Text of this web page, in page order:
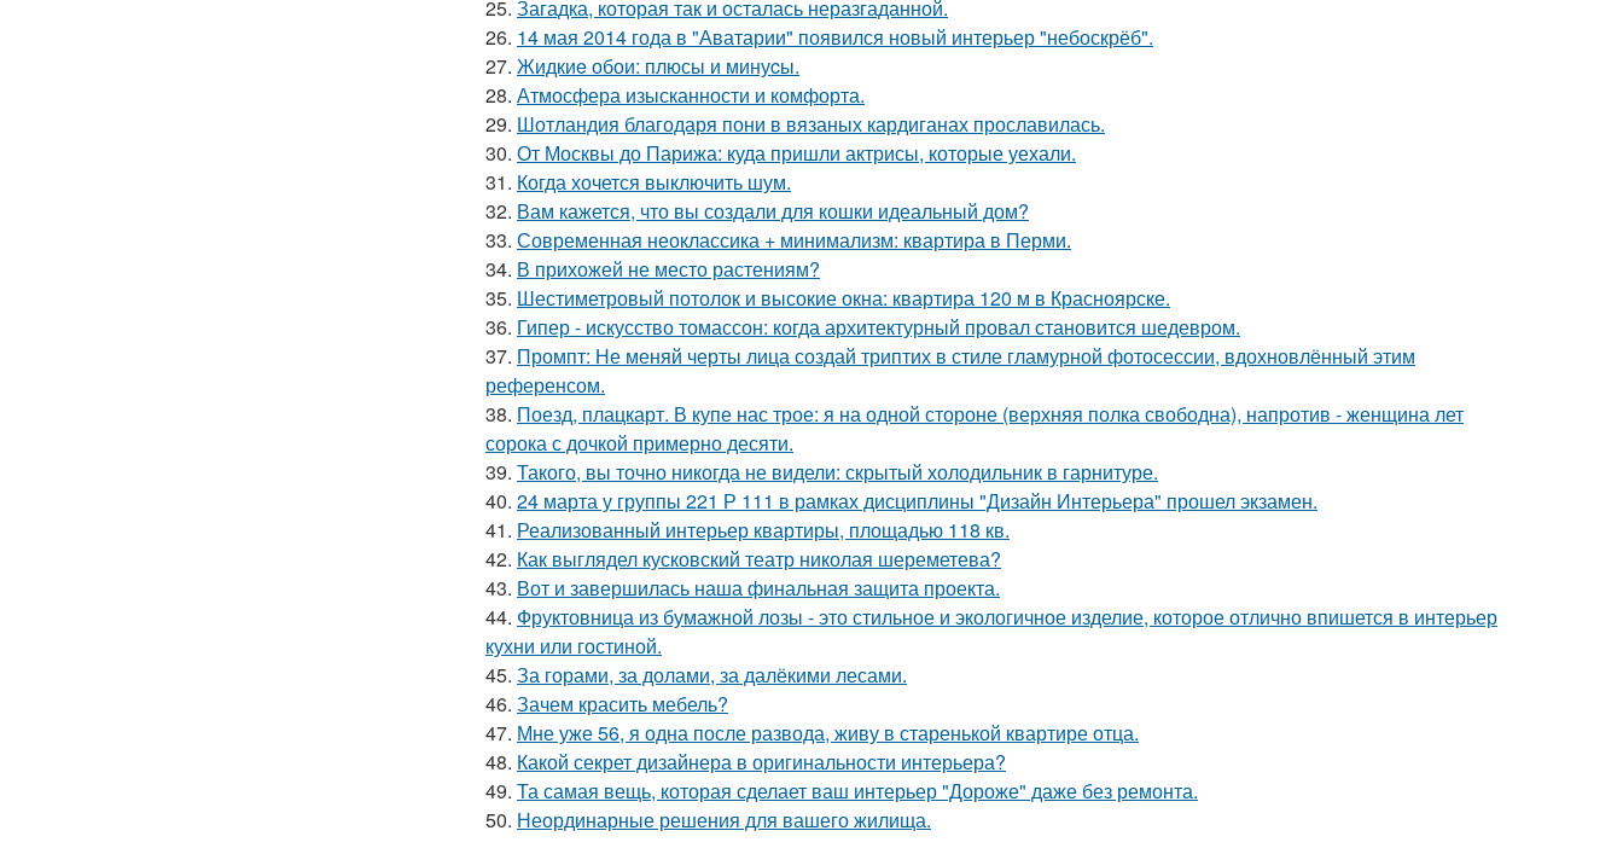
25. Загадка, которая так и осталась неразгаданной.
26. 14 мая 2014 года в "Аватарии" появился новый интерьер "небоскрёб".
27. Жидкиe обои: плюсы и минуcы.
28. Атмосфера изысканности и комфорта.
29. Шотландия благодаря пони в вязаных кардиганах прославилась.
30. От Москвы до Парижа: куда пришли актрисы, которые уехали.
31. Когда хочется выключить шум.
32. Вам кажется, что вы создали для кошки идеальный дом?
33. Современная неоклассика + минимализм: квартира в Перми.
34. В прихожей не место растениям?
35. Шестиметровый потолок и высокие окна: квартира 120 м в Красноярске.
36. Гипер - искусство томассон: когда архитектурный провал становится шедевром.
37. Промпт: Не меняй черты лица создай триптих в стиле гламурной фотосессии, вдохновлённый этим
референсом.
38. Поезд, плацкарт. В купе нас трое: я на одной стороне (верхняя полка свободна), напротив - женщина лет
сорока с дочкой примерно десяти.
39. Такого, вы точно никогда не видели: скрытый холодильник в гарнитуре.
40. 24 марта у группы 221 Р 111 в рамках дисциплины "Дизайн Интерьера" прошел экзамен.
41. Реализованный интерьер квартиры, площадью 118 кв.
42. Как выглядел кусковский театр николая шереметева?
43. Вот и завершилась наша финальная защита проекта.
44. Фруктовница из бумажной лозы - это стильное и экологичное изделие, которое отлично впишется в интерьер
кухни или гостиной.
45. За горами, за долами, за далёкими лесами.
46. Зачем красить мебель?
47. Мне уже 56, я одна после развода, живу в старенькой квартире отца.
48. Какой секрет дизайнера в оригинальности интерьера?
49. Та самая вещь, которая сделает ваш интерьер "Дороже" даже без ремонта.
50. Неординарные решения для вашего жилища.